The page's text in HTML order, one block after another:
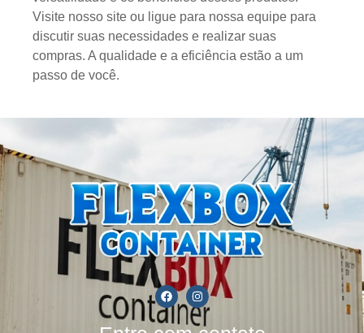
Visite nosso site ou ligue para nossa equipe para
discutir suas necessidades e realizar suas
compras. A qualidade e a eficiência estão a um
passo de você.